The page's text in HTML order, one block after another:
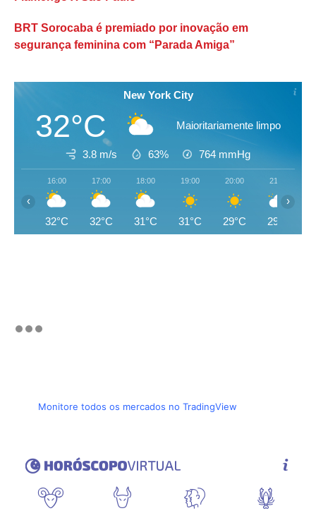
BRT Sorocaba é premiado por inovação em
segurança feminina com “Parada Amiga”
New York City
32°C Maioritariamente limpo
3.8 m/s 63% 764 mmHg
16:00
32°C
17:00
32°C
18:00
31°C
19:00
31°C
20:00
29°C
21:00
29°C
‹ ›
Monitore todos os mercados no TradingView